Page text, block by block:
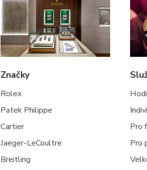
Značky
Rolex
Patek Philippe
Cartier
Jaeger-LeCoultre
Breitling
Pro
Pro